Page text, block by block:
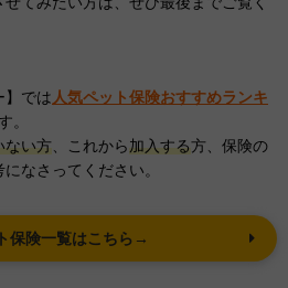
】では人気ペット保険おすすめランキ
。
ない方、これから加入する方、保険の
なさってください。
保険一覧はこちら→